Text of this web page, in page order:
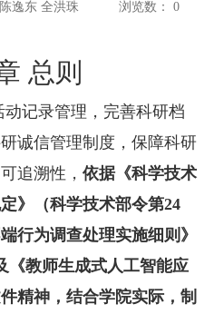
逸东 全洪珠 浏览数： 0
总则
动记录管理，完善科研档
诚信管理制度，保障科研
追溯性， 依据《科学技术
》（科学技术部令第24
行为调查处理实施细则》
《教师生成式人工智能应
精神，结合学院实际，制